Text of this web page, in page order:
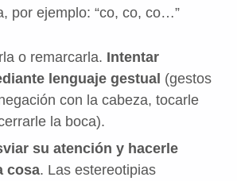
por ejemplo: “co, co, co…”
o remarcarla. Intentar
lenguaje gestual (gestos
con la cabeza, tocarle
la boca).
su atención y hacerle
cosa. Las estereotipias